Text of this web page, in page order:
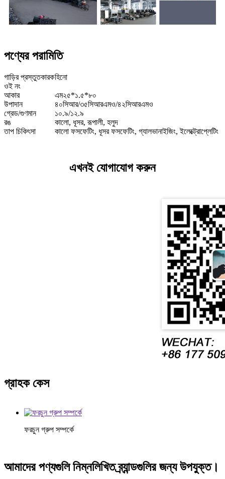
পণ্যের পরামিতি
গাড়ির প্রস্তুতকারকহিনো
ওই নং
আকার
এম২৫*১.৫*৮০
উপাদান
৪০সিআর/৩৫সিআরএমও/৪২সিআরএমও
গ্রেড/গুণমান
১০.৯/১২.৯
রঙ
কালো, ধূসর, রূপালী, হলুদ
তাপ চিকিৎসা
কালো ফসফেটিং, ধূসর ফসফেটিং, গ্যালভানাইজিং, ইলেক্ট্রোপ্লেটিং
এখনই যোগাযোগ করুন
গ্রাহক কেস
ফরচুন গ্রুপ সম্পর্কে
আমাদের পণ্যগুলি নিম্নলিখিত ব্র্যান্ডগুলির জন্য উপযুক্ত।